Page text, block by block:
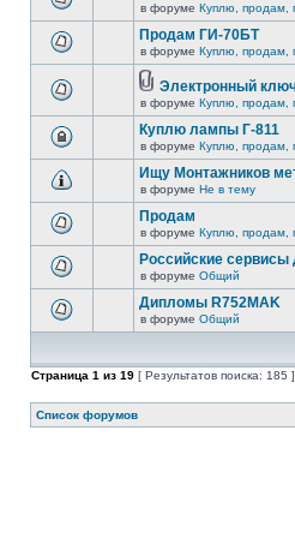
в форуме Куплю, продам,
Продам ГИ-70БТ
в форуме Куплю, продам,
Электронный
в форуме Куплю, продам,
Куплю лампы Г-811
в форуме Куплю, продам,
Ищу Монтажников
в форуме Не в тему
Продам
в форуме Куплю, продам,
Российские сервисы
в форуме Общий
Дипломы R752MAK
в форуме Общий
Страница 1 из 19 [ Результатов поиска: 185 ]
Список форумов